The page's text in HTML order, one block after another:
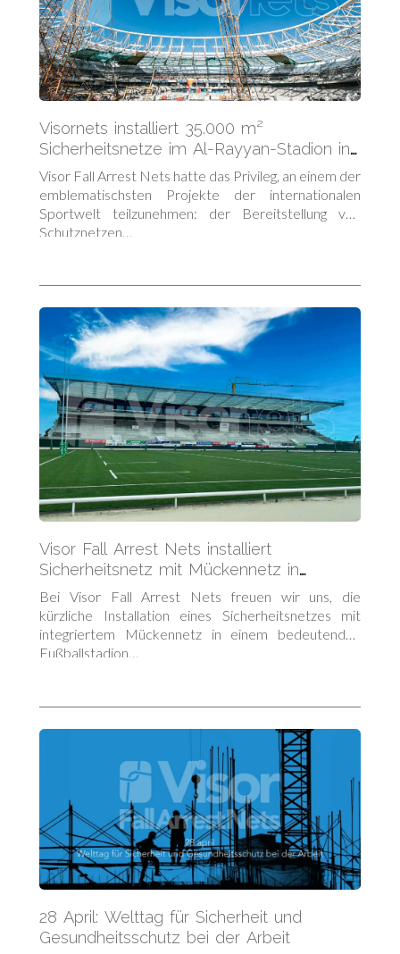
Visornets installiert 35.000 m²
Sicherheitsnetze im Al-Rayyan-Stadion in
Katar
Visor Fall Arrest Nets hatte das Privileg, an einem der
emblematischsten Projekte der internationalen
Sportwelt teilzunehmen: der Bereitstellung von
Schutznetzen…
Visor Fall Arrest Nets installiert
Sicherheitsnetz mit Mückennetz in
irischem Fußballstadion
Bei Visor Fall Arrest Nets freuen wir uns, die
kürzliche Installation eines Sicherheitsnetzes mit
integriertem Mückennetz in einem bedeutenden
Fußballstadion…
28 April: Welttag für Sicherheit und
Gesundheitsschutz bei der Arbeit